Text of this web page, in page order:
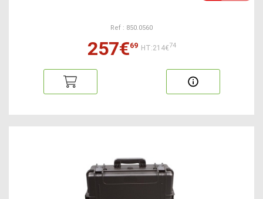
Ref : 850.0560
257€69 HT:214€74